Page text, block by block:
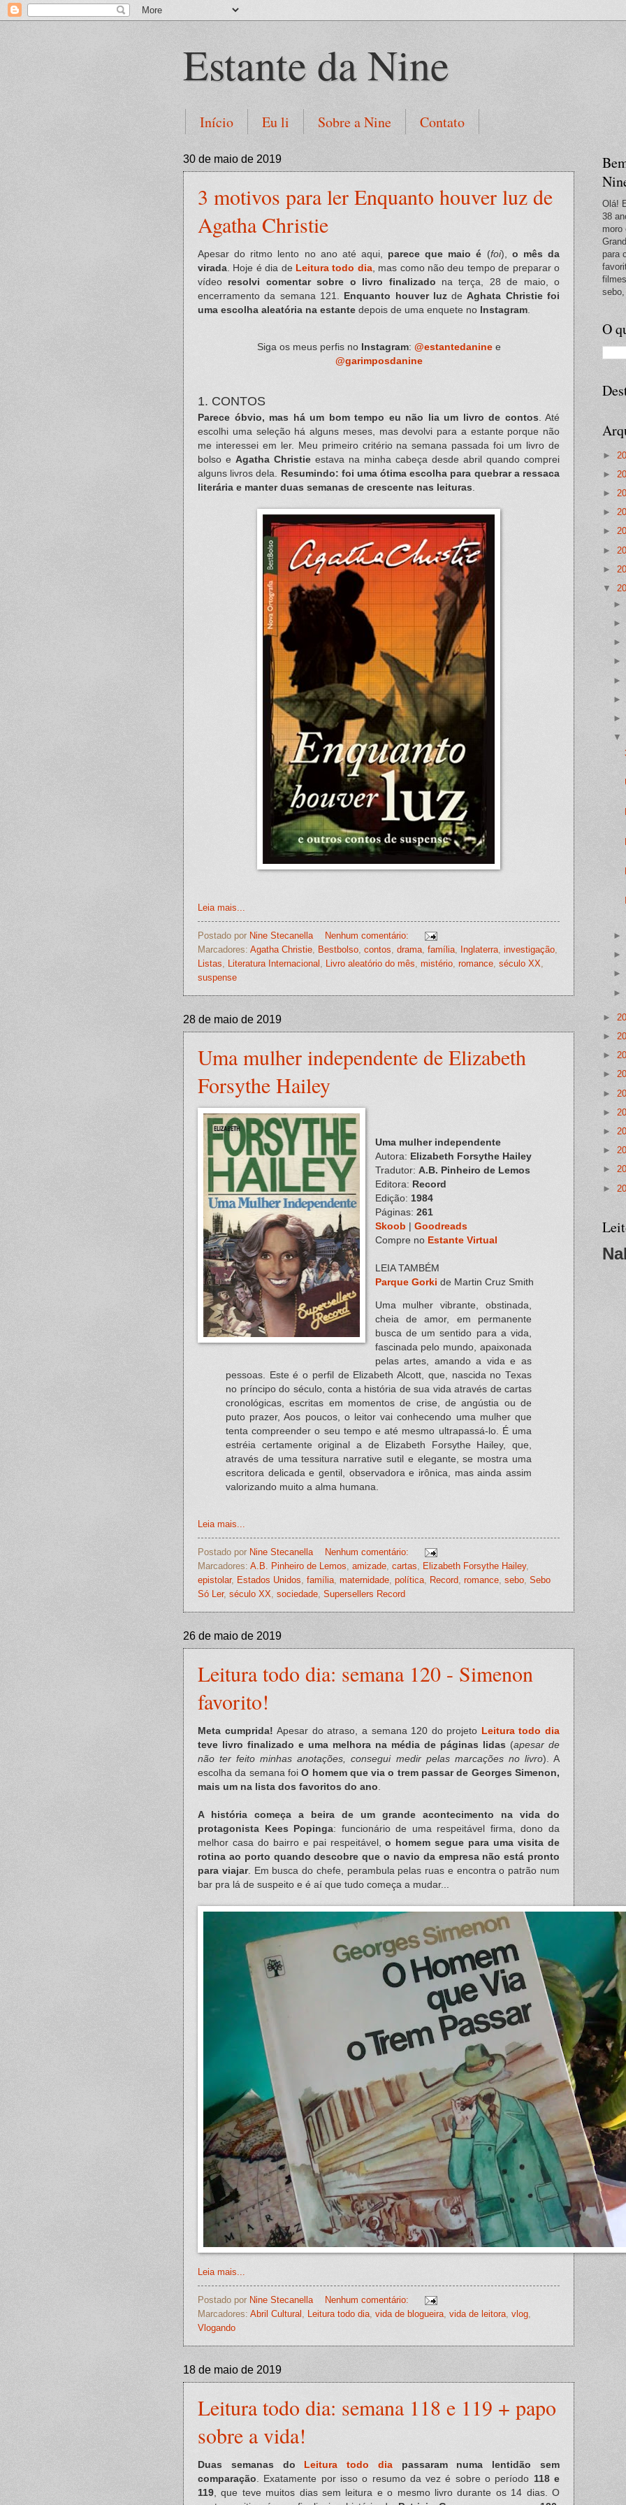
Estante da Nine
Início Eu li Sobre a Nine Contato
30 de maio de 2019
3 motivos para ler Enquanto houver luz de
Agatha Christie
Apesar do ritmo lento no ano até aqui, parece que maio é (foi), o mês da
virada . Hoje é dia de Leitura todo dia, mas como não deu tempo de preparar o
vídeo resolvi comentar sobre o livro finalizado na terça, 28 de maio, o
encerramento da semana 121.
Enquanto houver luzdeAghata Christie foi
uma escolha aleatória na estante depois de uma enquete no Instagram
Siga os meus perfis no Instagram: @estantedaninee
@garimposdanine
1. CONTOS
Parece óbvio, mas há um bom tempo eu não lia um livro de contos . Até
escolhi uma seleção há alguns meses, mas devolvi para a estante porque não
me interessei em ler. Meu primeiro critério na semana passada foi um livro de
bolso e Agatha Christie estava na minha cabeça desde abril quando comprei
alguns livros dela.
Resumindo: foi uma ótima escolha para quebrar a ressaca
literária e manter duas semanas de crescente nas leituras
Leia mais...
Postado por Nine Stecanella
Nenhum comentário:
Marcadores: Agatha Christie Bestbolso contos drama família Inglaterra investigação
Listas
Literatura Internacional Livro aleatório do mês mistério romance século XX
suspense
28 de maio de 2019
Uma mulher independente de Elizabeth
Forsythe Hailey
Uma mulher independente
Autora: Elizabeth Forsythe Hailey
Tradutor: A.B. Pinheiro de Lemos
Editora: Record
Edição: 1984
Páginas: 261
Skoob
Goodreads
Compre no Estante Virtual
LEIA TAMBÉM
Parque Gorki de Martin Cruz Smith
Uma mulher vibrante, obstinada,
cheia de amor, em permanente
busca de um sentido para a vida,
fascinada pelo mundo, apaixonada
pelas artes, amando a vida e as
pessoas. Este é o perfil de Elizabeth Alcott, que, nascida no Texas
no príncipo do século, conta a história de sua vida através de cartas
cronológicas, escritas em momentos de crise, de angústia ou de
puto prazer, Aos poucos, o leitor vai conhecendo uma mulher que
tenta compreender o seu tempo e até mesmo ultrapassá-lo. É uma
estréia certamente original a de Elizabeth Forsythe Hailey, que,
através de uma tessitura narrative sutil e elegante, se mostra uma
escritora delicada e gentil, observadora e irônica, mas ainda assim
valorizando muito a alma humana.
Leia mais...
Postado por Nine Stecanella
Nenhum comentário:
Marcadores: A.B. Pinheiro de Lemos amizade cartas Elizabeth Forsythe Hailey,
epistolar, Estados Unidos família maternidade política Record romance sebo Sebo
Só Ler, século XX sociedade Supersellers Record
26 de maio de 2019
Leitura todo dia: semana 120 - Simenon
favorito!
Meta cumprida!Apesar do atraso, a semana 120 do projeto Leitura todo dia
teve livro finalizado e uma melhora na média de páginas lidas (apesar de
não ter feito minhas anotações, consegui medir pelas marcações no livro). A
escolha da semana foiO homem que via o trem passar de Georges Simenon,
mais um na lista dos favoritos do ano
A história começa a beira de um grande acontecimento na vida do
protagonista Kees Popinga: funcionário de uma respeitável firma, dono da
melhor casa do bairro e pai respeitável,o homem segue para uma visita de
rotina ao porto quando descobre que o navio da empresa não está pronto
para viajar. Em busca do chefe, perambula pelas ruas e encontra o patrão num
bar pra lá de suspeito e é aí que tudo começa a mudar...
Leia mais...
Postado por Nine Stecanella
Nenhum comentário:
Marcadores: Abril Cultural , Leitura todo dia, vida de blogueira, vida de leitora, vlog,
Vlogando
18 de maio de 2019
Leitura todo dia: semana 118 e 119 + papo
sobre a vida!
Duas semanas do Leitura todo diapassaram numa lentidão sem
comparação. Exatamente por isso o resumo da vez é sobre o período 118 e
119, que teve muitos dias sem leitura e o mesmo livro durante os 14 dias. O
Olá!
38
moro
para
O
►
►
►
►
►
►
►
▼
►
►
►
►
►
►
►
►
►
►